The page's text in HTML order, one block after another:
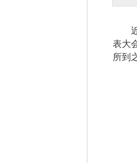
近
表大
所到